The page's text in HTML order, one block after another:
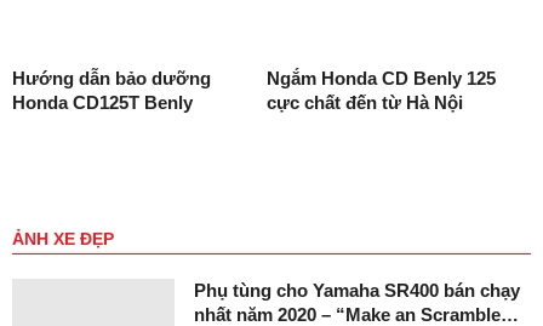
Hướng dẫn bảo dưỡng
Honda CD125T Benly
Ngắm Honda CD Benly 125
cực chất đến từ Hà Nội
ẢNH XE ĐẸP
Phụ tùng cho Yamaha SR400 bán chạy
nhất năm 2020 – “Make an Scramble…